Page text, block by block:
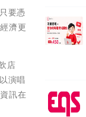
要憑
濟更
店
演唱
訊在